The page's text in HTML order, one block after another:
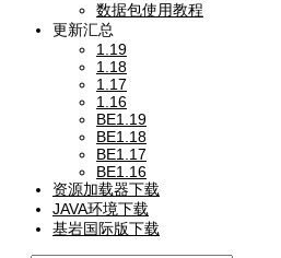
数据包使用教程
更新汇总
1.19
1.18
1.17
1.16
BE1.19
BE1.18
BE1.17
BE1.16
资源加载器下载
JAVA环境下载
基岩国际版下载